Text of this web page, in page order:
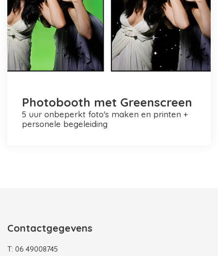
Photobooth met Greenscreen
5 uur onbeperkt foto's maken en printen +
personele begeleiding
Contactgegevens
T: 06 49008745